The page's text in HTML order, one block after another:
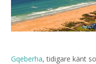
Gqeberha, tidigare känt